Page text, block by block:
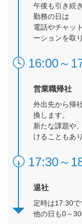
午後も引き続
勤務の日は
電話やチャッ
ーションを取
16:00～
営業職帰社
外出先から帰
換します。
新たな課題や
けることもあ
17:30～
退社
定時は17:30で
他の日も0～